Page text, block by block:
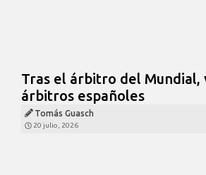
Tras el árbitro del Mundial,
árbitros españoles
Tomás Guasch
20 julio, 2026